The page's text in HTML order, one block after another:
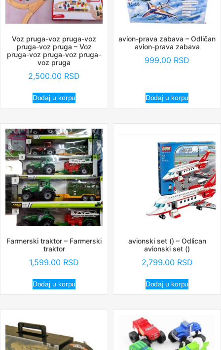
Voz pruga-voz pruga-voz
pruga-voz pruga – Voz
pruga-voz pruga-voz pruga-
voz pruga
2,500.00 RSD
Dodaj u korpu
avion-prava zabava – Odličan
avion-prava zabava
999.00 RSD
Dodaj u korpu
Farmerski traktor – Farmerski
traktor
1,599.00 RSD
Dodaj u korpu
avionski set () – Odlican
avionski set ()
2,799.00 RSD
Dodaj u korpu